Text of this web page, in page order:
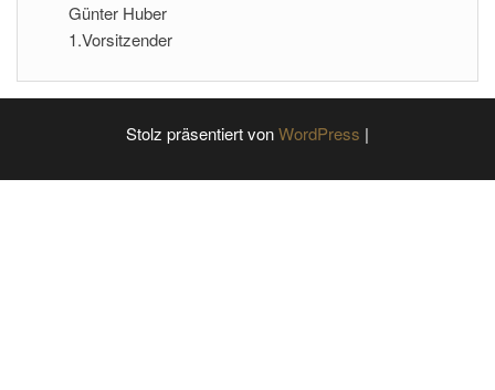
Günter Huber
1.Vorsitzender
Stolz präsentiert vonWordPress |